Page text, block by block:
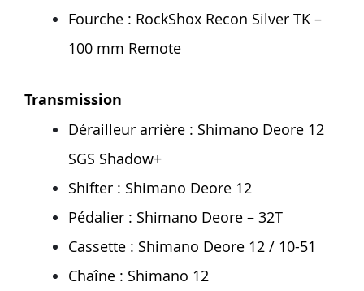
Fourche : RockShox Recon Silver TK –
100 mm Remote
Transmission
Dérailleur arrière : Shimano Deore 12
SGS Shadow+
Shifter : Shimano Deore 12
Pédalier : Shimano Deore – 32T
Cassette : Shimano Deore 12 / 10-51
Chaîne : Shimano 12